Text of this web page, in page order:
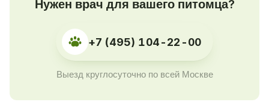
Нужен врач для вашего питомца?
+7 (495) 104-22-00
Выезд круглосуточно по всей Москве